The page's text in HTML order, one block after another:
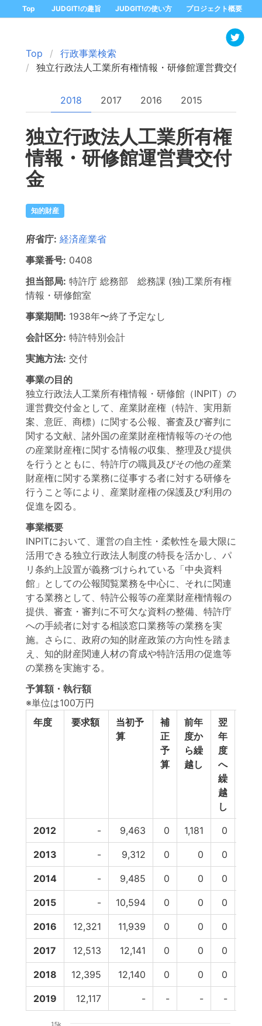
Top JUDGIT!の趣旨 JUDGIT!の使い方 プロジェクト概要
Top
行政事業検索
独立行政法人工業所有権情報・研修館運営費交付金
2018 2017 2016 2015
独立行政法人工業所有権
情報・研修館運営費交付
金
知的財産
府省庁: 経済産業省
事業番号: 0408
担当部局: 特許庁 総務部 総務課 (独)工業所有権
情報・研修館室
事業期間: 1938年〜終了予定なし
会計区分: 特許特別会計
実施方法: 交付
事業の目的
独立行政法人工業所有権情報・研修館（INPIT）の
運営費交付金として、産業財産権（特許、実用新
案、意匠、商標）に関する公報、審査及び審判に
関する文献、諸外国の産業財産権情報等のその他
の産業財産権に関する情報の収集、整理及び提供
を行うとともに、特許庁の職員及びその他の産業
財産権に関する業務に従事する者に対する研修を
行うこと等により、産業財産権の保護及び利用の
促進を図る。
事業概要
INPITにおいて、運営の自主性・柔軟性を最大限に
活用できる独立行政法人制度の特長を活かし、パ
リ条約上設置が義務づけられている「中央資料
館」としての公報閲覧業務を中心に、それに関連
する業務として、特許公報等の産業財産権情報の
提供、審査・審判に不可欠な資料の整備、特許庁
への手続者に対する相談窓口業務等の業務を実
施。さらに、政府の知的財産政策の方向性を踏ま
え、知的財産関連人材の育成や特許活用の促進等
の業務を実施する。
予算額・執行額
※単位は100万円
年度
要求額
当初予
算
補
正
予
算
前年
度か
ら繰
越し
翌
年
度
へ
繰
越
し
2012 - 9,463 0 1,181 0
2013 - 9,312 0 0 0
2014 - 9,485 0 0 0
2015 - 10,594 0 0 0
2016 12,321 11,939 0 0 0
2017 12,513 12,141 0 0 0
2018 12,395 12,140 0 0 0
2019 12,117 - - - -
15k